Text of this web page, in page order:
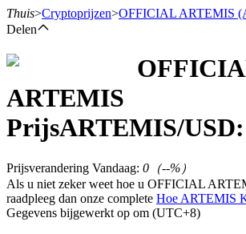
Thuis>Cryptoprijzen>OFFICIAL ARTEMIS
Delen
ARTEMIS
PrijsARTEMIS/
Prijsverandering Vandaag: 0 （--%）
Als u niet zeker weet hoe u OFFICIAL
raadpleeg dan onze complete Hoe ARTEMIS
Gegevens bijgewerkt op om (UTC+8)